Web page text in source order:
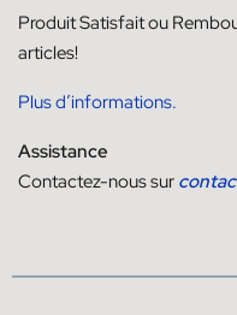
ProduitSatisfait ou
articles!
Plus d’informations.
Assistance
Contactez-nous sur